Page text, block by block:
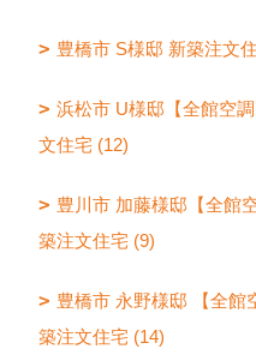
豊橋市 S様邸 新築注文
浜松市 U様邸【全館空
文住宅 (12)
豊川市 加藤様邸【全館
築注文住宅 (9)
豊橋市 永野様邸 【全館
築注文住宅 (14)